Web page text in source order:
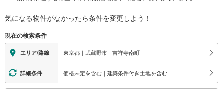
気になる物件がなかったら条件を変更しよう！
現在の検索条件
エリア/路線 東京都｜武蔵野市｜吉祥寺南町
詳細条件 価格未定を含む｜建築条件付き土地を含む